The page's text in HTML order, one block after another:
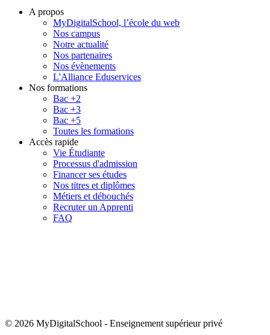
A propos
MyDigitalSchool, l’école du web
Nos campus
Notre actualité
Nos partenaires
Nos évènements
L'Alliance Eduservices
Nos formations
Bac +2
Bac +3
Bac +5
Toutes les formations
Accès rapide
Vie Étudiante
Processus d'admission
Financer ses études
Nos titres et diplômes
Métiers et débouchés
Recruter un Apprenti
FAQ
© 2026 MyDigitalSchool - Enseignement supérieur privé